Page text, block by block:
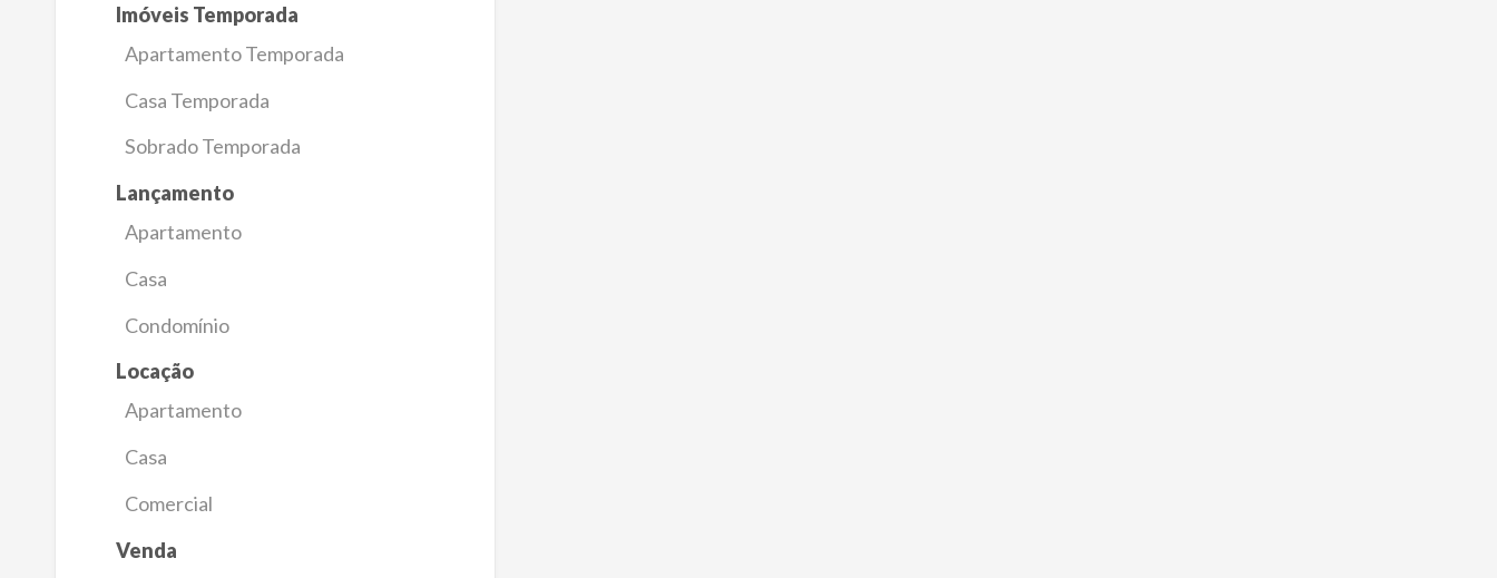
Imóveis Temporada
Apartamento Temporada
Casa Temporada
Sobrado Temporada
Lançamento
Apartamento
Casa
Condomínio
Locação
Apartamento
Casa
Comercial
Venda